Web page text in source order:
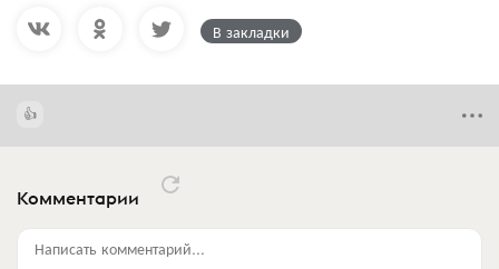
В закладки
Комментарии
Написать комментарий...